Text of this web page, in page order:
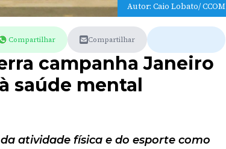
Autor: Caio Lobato/ CCOM
Compartilhar Compartilhar
campanha Janeiro
saúde mental
atividade física e do esporte como